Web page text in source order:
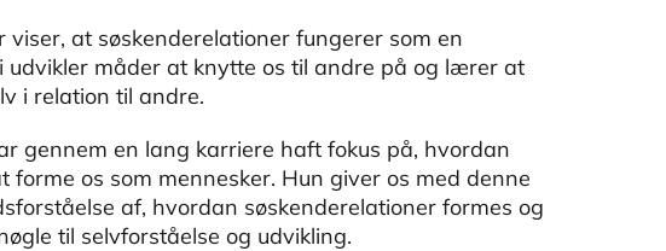
at søskenderelationer fungerer som en
måder at knytte os til andre på og lærer at
i relation til andre.
gennem en lang karriere haft fokus på, hvordan
os som mennesker. Hun giver os med denne
af, hvordan søskenderelationer formes og
til selvforståelse og udvikling.